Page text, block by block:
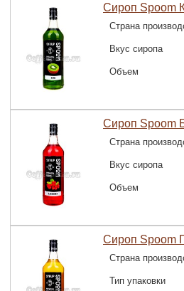
Сироп Spoom
Страна
Вкус сиропа
Объем
Сироп Spoom
Страна
Вкус сиропа
Объем
Сироп Spoom
Страна
Тип упаковки